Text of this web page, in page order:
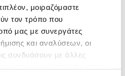
μοιραζόμαστε
τον τρόπο που
μας με συνεργάτες
και αναλύσεων, οι
συνδυάσουν με άλλες